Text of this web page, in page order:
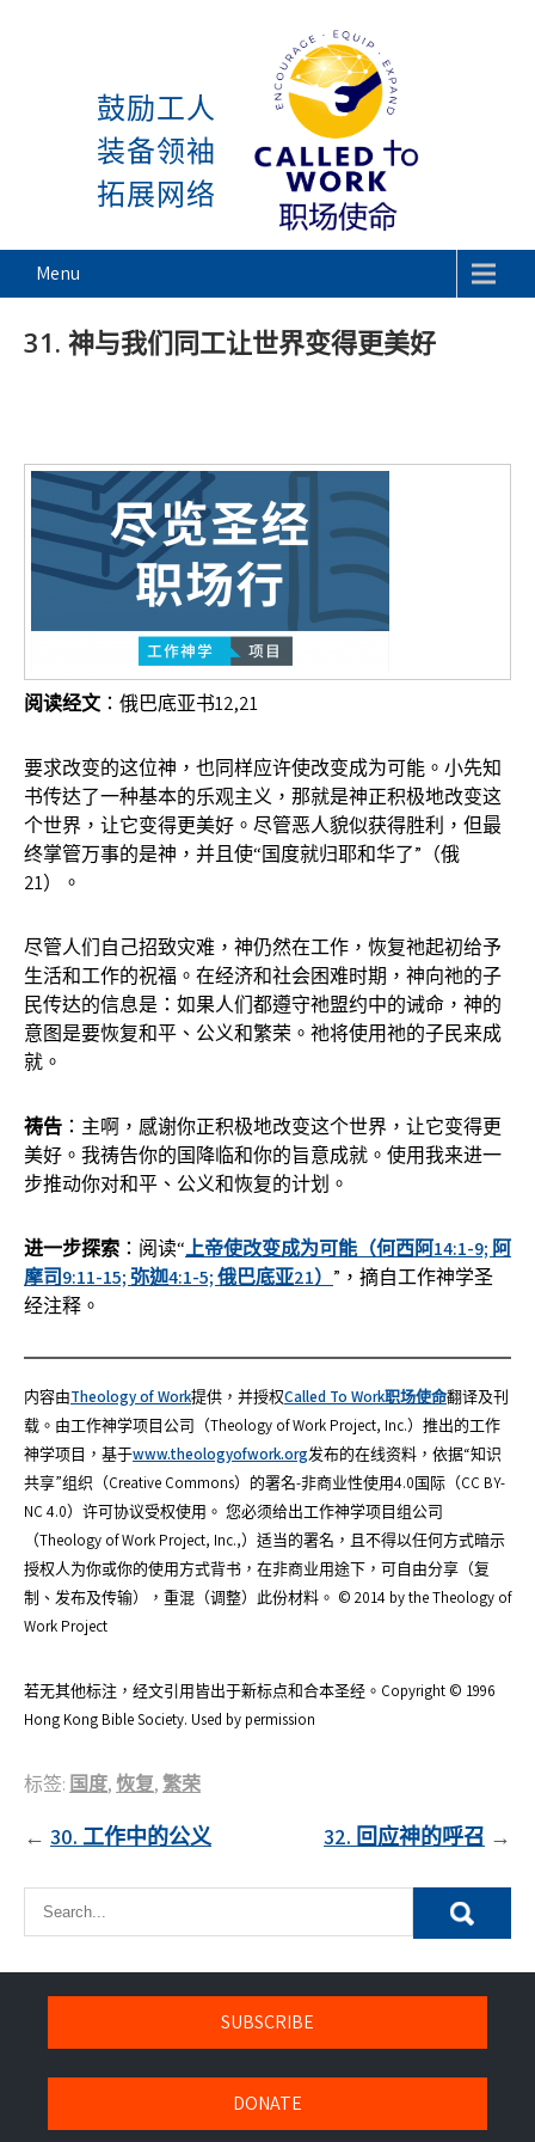
Called To Work
鼓励工人
装备领袖
拓展网络
Menu
31. 神与我们同工让世界变得更美好
阅读经文 ：俄巴底亚书12,21
要求改变的这位神，也同样应许使改变成为可能。小先知
书传达了一种基本的乐观主义，那就是神正积极地改变这
个世界，让它变得更美好。尽管恶人貌似获得胜利，但最
终掌管万事的是神，并且使“国度就归耶和华了”（俄
21）。
尽管人们自己招致灾难，神仍然在工作，恢复祂起初给予
生活和工作的祝福。在经济和社会困难时期，神向祂的子
民传达的信息是：如果人们都遵守祂盟约中的诫命，神的
意图是要恢复和平、公义和繁荣。祂将使用祂的子民来成
就。
祷告 ：主啊，感谢你正积极地改变这个世界，让它变得更
美好。我祷告你的国降临和你的旨意成就。使用我来进一
步推动你对和平、公义和恢复的计划。
进一步探索 ：阅读“上帝使改变成为可能（何西阿14:1-9; 阿
摩司9:11-15; 弥迦4:1-5; 俄巴底亚21） ”，摘自工作神学圣
经注释。
内容由Theology of Work提供，并授权Called To Work职场使命翻译及刊
载。由工作神学项目公司（Theology of Work Project, Inc.）推出的工作
神学项目，基于www.theologyofwork.org发布的在线资料，依据“知识
共享”组织（Creative Commons）的署名-非商业性使用4.0国际（CC BY-
NC 4.0）许可协议受权使用。 您必须给出工作神学项目组公司
（Theology of Work Project, Inc.,）适当的署名，且不得以任何方式暗示
授权人为你或你的使用方式背书，在非商业用途下，可自由分享（复
制、发布及传输），重混（调整）此份材料。 © 2014 by the Theology of
Work Project
若无其他标注，经文引用皆出于新标点和合本圣经。Copyright © 1996
Hong Kong Bible Society. Used by permission
标签: 国度,恢复,繁荣
文
章
導
覽
30. 工作中的公义 32. 回应神的呼召
SUBSCRIBE
DONATE